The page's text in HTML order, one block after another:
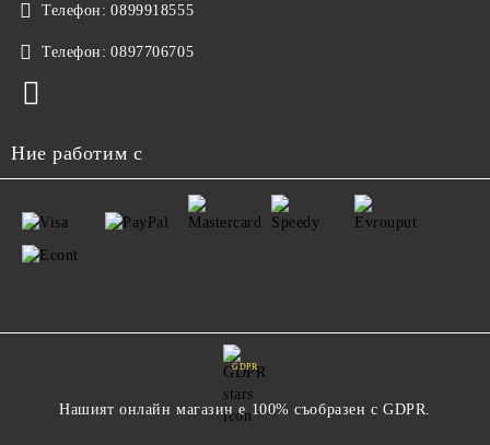
Телефон: 0899918555
Телефон: 0897706705
Ние работим с
GDPR
Нашият онлайн магазин е 100% съобразен с GDPR.